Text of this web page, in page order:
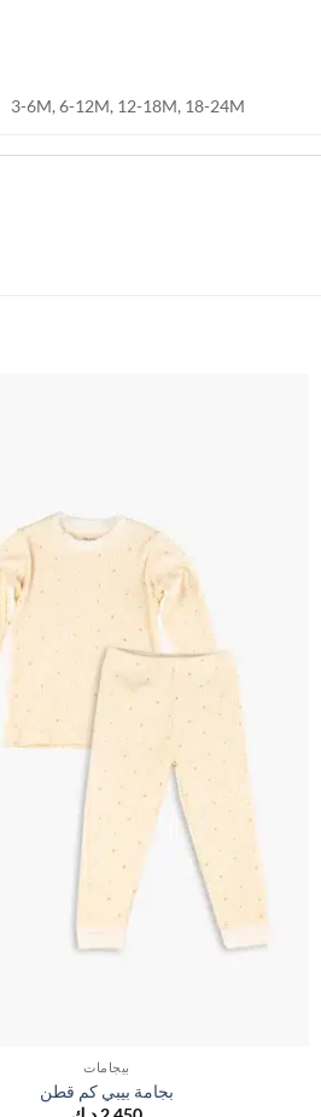
3-6M, 6-12M, 12-18M, 18-24M
بيجامات
بجامة بيبي كم قطن